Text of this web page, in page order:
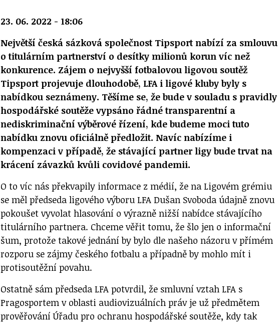
23. 06. 2022 - 18:06
Největší česká sázková společnost Tipsport nabízí za smlouvu
o titulárním partnerství o desítky milionů korun víc než
konkurence. Zájem o nejvyšší fotbalovou ligovou soutěž
Tipsport projevuje dlouhodobě, LFA i ligové kluby byly s
nabídkou seznámeny. Těšíme se, že bude v souladu s pravidly
hospodářské soutěže vypsáno řádné transparentní a
nediskriminační výběrové řízení, kde budeme moci tuto
nabídku znovu oficiálně předložit. Navíc nabízíme i
kompenzaci v případě, že stávající partner ligy bude trvat na
krácení závazků kvůli covidové pandemii.
O to víc nás překvapily informace z médií, že na Ligovém grémiu
se měl předseda ligového výboru LFA Dušan Svoboda údajně znovu
pokoušet vyvolat hlasování o výrazně nižší nabídce stávajícího
titulárního partnera. Chceme věřit tomu, že šlo jen o informační
šum, protože takové jednání by bylo dle našeho názoru v přímém
rozporu se zájmy českého fotbalu a případně by mohlo mít i
protisoutěžní povahu.
Ostatně sám předseda LFA potvrdil, že smluvní vztah LFA s
Pragosportem v oblasti audiovizuálních práv je už předmětem
prověřování Úřadu pro ochranu hospodářské soutěže, kdy tak